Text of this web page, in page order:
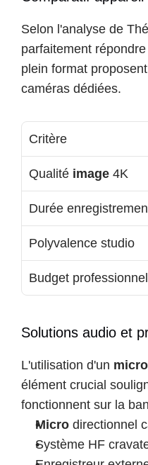
Selon l'analyse de
parfaitement
plein format
caméras dédiées.
Critère
Qualité image 4K
Durée
Polyvalence studio
Budget professionnel
Solutions audio et
L'utilisation d'un
élément crucial
fonctionnent sur la
Micro directionnel
Système HF